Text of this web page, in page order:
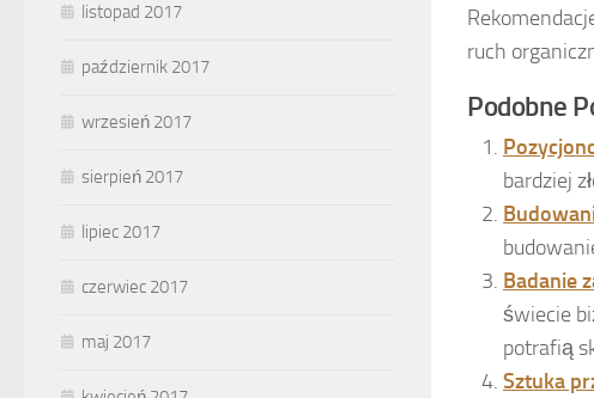
ruch
Podobne
bardziej
Badanie
świecie
potrafią
Sztuka
listopad 2017
październik 2017
wrzesień 2017
sierpień 2017
lipiec 2017
czerwiec 2017
maj 2017